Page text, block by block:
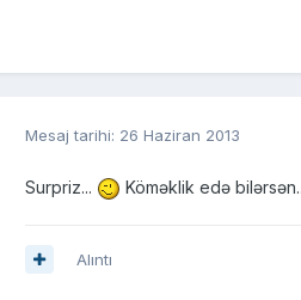
Mesaj tarihi: 26 Haziran 2013
Surpriz... Köməklik edə
Alıntı